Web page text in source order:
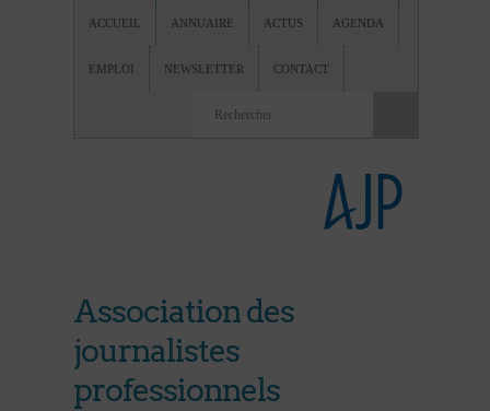
ACCUEIL ANNUAIRE ACTUS AGENDA
EMPLOI NEWSLETTER CONTACT
Association des
journalistes
professionnels